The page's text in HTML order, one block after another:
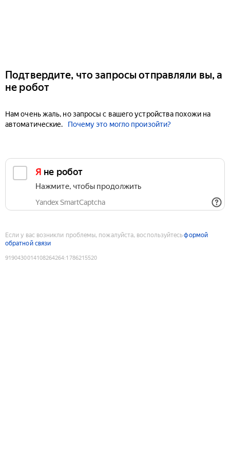
Подтвердите, что запросы отправляли вы, а
не робот
Нам очень жаль, но запросы с вашего устройства похожи на
автоматические.
Почему это могло произойти?
Я не робот
Нажмите, чтобы продолжить
Yandex SmartCaptcha
Если у вас возникли проблемы, пожалуйста, воспользуйтесьформой
обратной связи
9190430014108264264:1786215520